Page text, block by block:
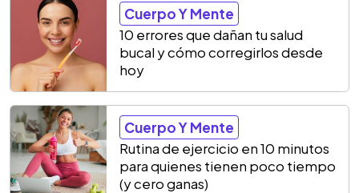
Cuerpo Y Mente
10 errores que dañan tu salud
bucal y cómo corregirlos desde
hoy
Cuerpo Y Mente
Rutina de ejercicio en 10 minutos
para quienes tienen poco tiempo
(y cero ganas)